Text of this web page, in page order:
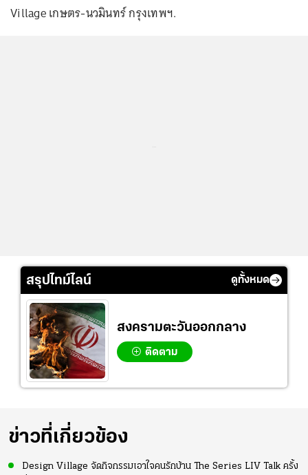
Village เกษตร-นวมินทร์ กรุงเทพฯ.
สรุปไทม์ไลน์ ดูทั้งหมด
สงครามตะวันออกกลาง
ติดตาม
ข่าวที่เกี่ยวข้อง
Design Village จัดกิจกรรมเอาใจคนรักบ้าน The Series LIV Talk ครั้ง